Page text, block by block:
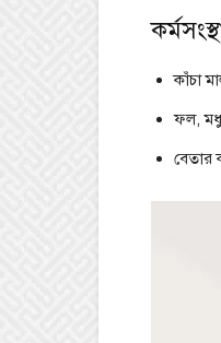
কাঁচা
ফল,
বেতার